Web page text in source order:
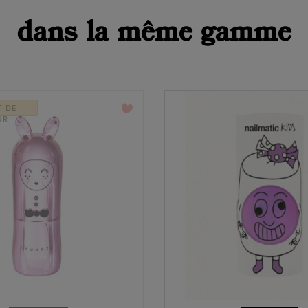
dans la même gamme
DE
favorite_border